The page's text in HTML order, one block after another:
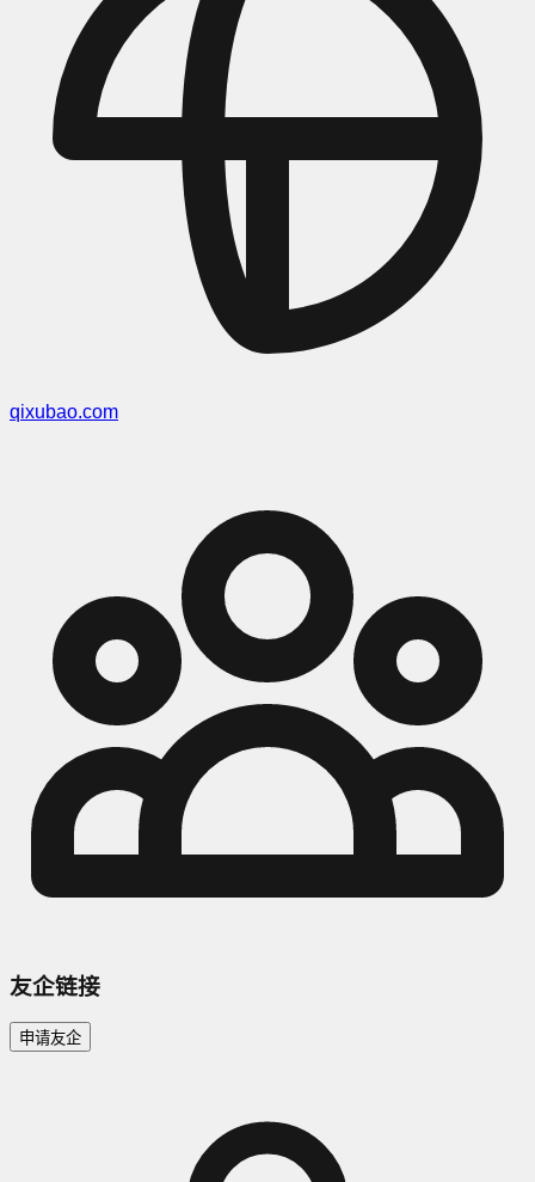
qixubao.com
友企链接
申请友企